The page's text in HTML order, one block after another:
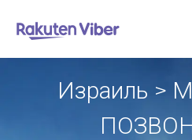
Израиль >